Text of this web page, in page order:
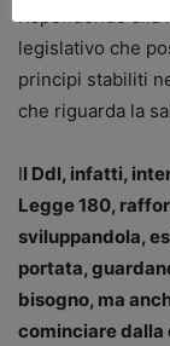
rispondendo alla
legislativo che
principi stabiliti
che riguarda la
Il Ddl, infatti,
Legge 180,
sviluppandola,
portata,
bisogno, ma
cominciare dalla